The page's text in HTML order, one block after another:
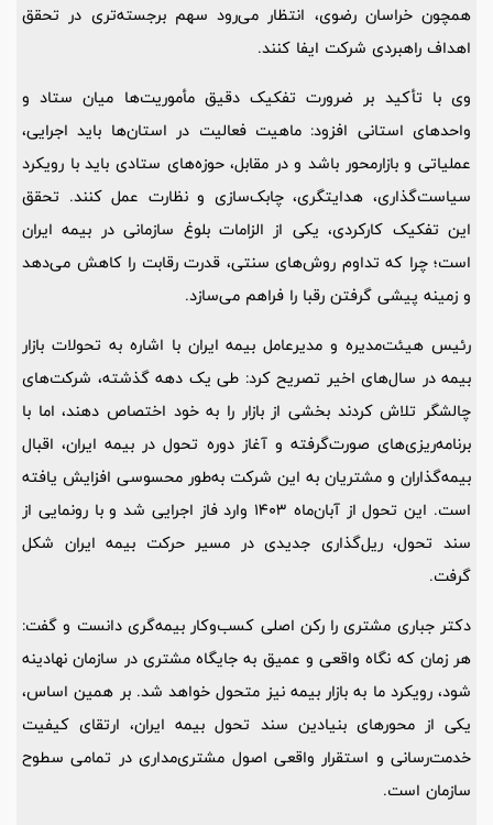
همچون خراسان رضوی، انتظار می‌رود سهم برجسته‌تری در تحقق
اهداف راهبردی شرکت ایفا کنند.
وی با تأکید بر ضرورت تفکیک دقیق مأموریت‌ها میان ستاد و
واحدهای استانی افزود: ماهیت فعالیت در استان‌ها باید اجرایی،
عملیاتی و بازارمحور باشد و در مقابل، حوزه‌های ستادی باید با رویکرد
سیاست‌گذاری، هدایتگری، چابک‌سازی و نظارت عمل کنند. تحقق
این تفکیک کارکردی، یکی از الزامات بلوغ سازمانی در بیمه ایران
است؛ چرا که تداوم روش‌های سنتی، قدرت رقابت را کاهش می‌دهد
و زمینه پیشی گرفتن رقبا را فراهم می‌سازد.
رئیس هیئت‌مدیره و مدیرعامل بیمه ایران با اشاره به تحولات بازار
بیمه در سال‌های اخیر تصریح کرد: طی یک دهه گذشته، شرکت‌های
چالشگر تلاش کردند بخشی از بازار را به خود اختصاص دهند، اما با
برنامه‌ریزی‌های صورت‌گرفته و آغاز دوره تحول در بیمه ایران، اقبال
بیمه‌گذاران و مشتریان به این شرکت به‌طور محسوسی افزایش یافته
است. این تحول از آبان‌ماه 1403 وارد فاز اجرایی شد و با رونمایی از
سند تحول، ریل‌گذاری جدیدی در مسیر حرکت بیمه ایران شکل
گرفت.
دکتر جباری مشتری را رکن اصلی کسب‌وکار بیمه‌گری دانست و گفت:
هر زمان که نگاه واقعی و عمیق به جایگاه مشتری در سازمان نهادینه
شود، رویکرد ما به بازار بیمه نیز متحول خواهد شد. بر همین اساس،
یکی از محورهای بنیادین سند تحول بیمه ایران، ارتقای کیفیت
خدمت‌رسانی و استقرار واقعی اصول مشتری‌مداری در تمامی سطوح
سازمان است.